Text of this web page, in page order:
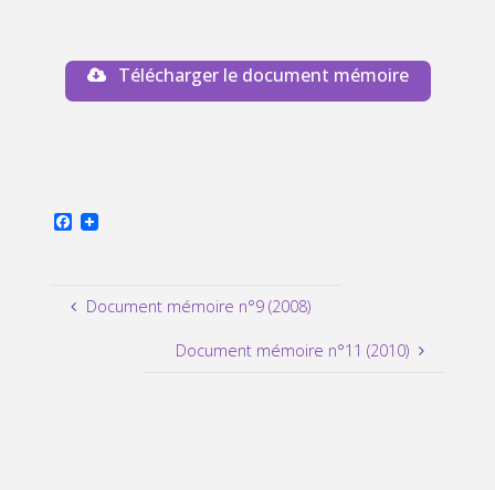
Télécharger le document mémoire
F
o Document mémoire n°9 (2008)
Document mémoire n°11 (2010)